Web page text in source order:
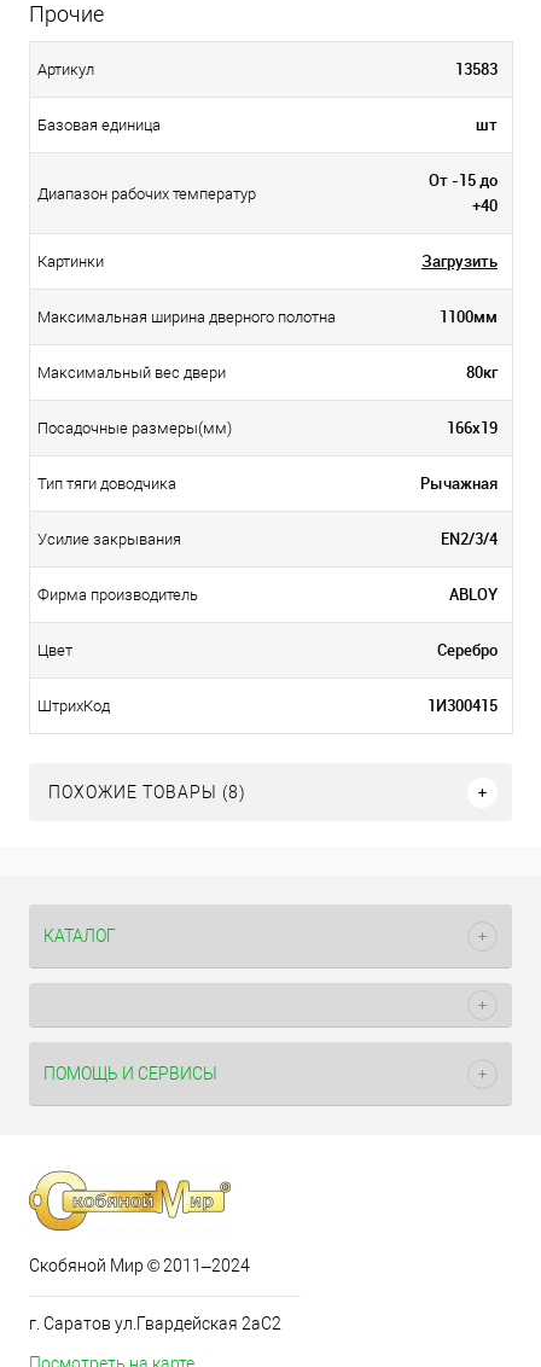
Прочие
Артикул 13583
Базовая единица шт
Диапазон рабочих температур
От -15 до
+40
Картинки Загрузить
Максимальная ширина дверного полотна 1100мм
Максимальный вес двери 80кг
Посадочные размеры(мм) 166х19
Тип тяги доводчика Рычажная
Усилие закрывания EN2/3/4
Фирма производитель ABLOY
Цвет Серебро
ШтрихКод 1И300415
ПОХОЖИЕ ТОВАРЫ (8)
КАТАЛОГ
ПОМОЩЬ И СЕРВИСЫ
Скобяной Мир © 2011–2024
г. Саратов ул.Гвардейская 2аС2